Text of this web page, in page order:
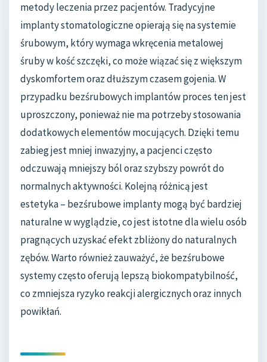
metody leczenia przez pacjentów. Tradycyjne
implanty stomatologiczne opierają się na systemie
śrubowym, który wymaga wkręcenia metalowej
śruby w kość szczęki, co może wiązać się z większym
dyskomfortem oraz dłuższym czasem gojenia. W
przypadku bezśrubowych implantów proces ten jest
uproszczony, ponieważ nie ma potrzeby stosowania
dodatkowych elementów mocujących. Dzięki temu
zabieg jest mniej inwazyjny, a pacjenci często
odczuwają mniejszy ból oraz szybszy powrót do
normalnych aktywności. Kolejną różnicą jest
estetyka – bezśrubowe implanty mogą być bardziej
naturalne w wyglądzie, co jest istotne dla wielu osób
pragnących uzyskać efekt zbliżony do naturalnych
zębów. Warto również zauważyć, że bezśrubowe
systemy często oferują lepszą biokompatybilność,
co zmniejsza ryzyko reakcji alergicznych oraz innych
powikłań.